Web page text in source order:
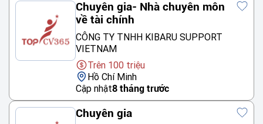
Chuyên gia- Nhà chuyên môn
về tài chính
CÔNG TY TNHH KIBARU SUPPORT
VIETNAM
Trên 100 triệu
Hồ Chí Minh
Cập nhật8 tháng trước
Chuyên gia